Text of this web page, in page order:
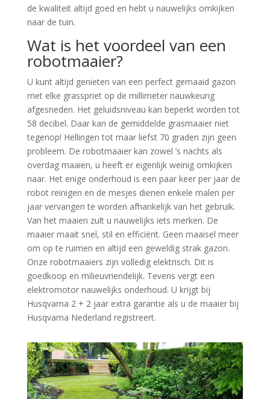
de kwaliteit altijd goed en hebt u nauwelijks omkijken
naar de tuin.
Wat is het voordeel van een
robotmaaier?
U kunt altijd genieten van een perfect gemaaid gazon
met elke grasspriet op de millimeter nauwkeurig
afgesneden. Het geluidsniveau kan beperkt worden tot
58 decibel. Daar kan de gemiddelde grasmaaier niet
tegenop! Hellingen tot maar liefst 70 graden zijn geen
probleem. De robotmaaier kan zowel ’s nachts als
overdag maaien, u heeft er eigenlijk weinig omkijken
naar. Het enige onderhoud is een paar keer per jaar de
robot reinigen en de mesjes dienen enkele malen per
jaar vervangen te worden afhankelijk van het gebruik.
Van het maaien zult u nauwelijks iets merken. De
maaier maait snel, stil en efficiënt. Geen maaisel meer
om op te ruimen en altijd een geweldig strak gazon.
Onze robotmaaiers zijn volledig elektrisch. Dit is
goedkoop en milieuvriendelijk. Tevens vergt een
elektromotor nauwelijks onderhoud. U krijgt bij
Husqvarna 2 + 2 jaar extra garantie als u de maaier bij
Husqvarna Nederland registreert.